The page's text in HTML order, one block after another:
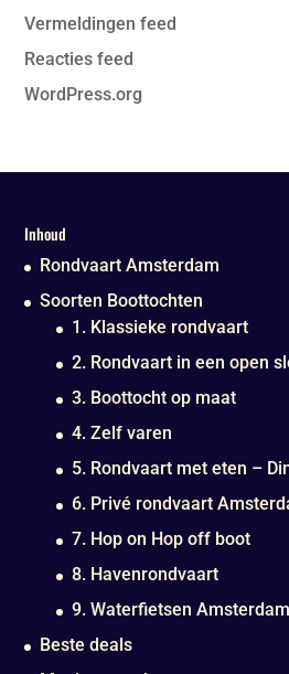
Vermeldingen feed
Reacties feed
WordPress.org
Inhoud
Rondvaart Amsterdam
Soorten Boottochten
1. Klassieke rondvaart
2. Rondvaart in een open
3. Boottocht op maat
4. Zelf varen
5. Rondvaart met eten –
6. Privé rondvaart
7. Hop on Hop off boot
8. Havenrondvaart
9. Waterfietsen Amsterdam
Beste deals